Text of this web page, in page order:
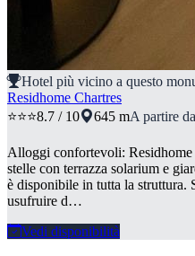
Hotel più vicino a questo
Residhome Chartres
⭐⭐⭐8.7 / 10 645 mA partire
Alloggi confortevoli:
stelle con terrazza solarium e
è disponibile in tutta la
usufruire d…
Vedi disponibilità